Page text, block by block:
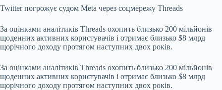
Twitter погрожує судом Meta через соцмережу Threads
За оцінками аналітиків Threads охопить близько 200 мільйонів
щоденних активних користувачів і отримає близько $8 млрд
щорічного доходу протягом наступних двох років.
За оцінками аналітиків Threads охопить близько 200 мільйонів
щоденних активних користувачів і отримає близько $8 млрд
щорічного доходу протягом наступних двох років.